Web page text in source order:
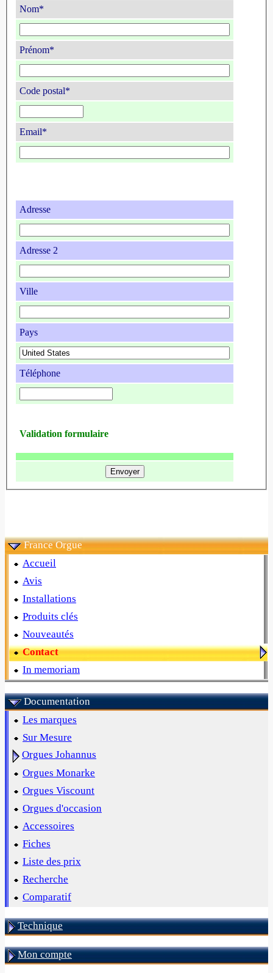
Nom*
Prénom*
Code postal*
Email*
Adresse
Adresse 2
Ville
Pays
Téléphone
Validation formulaire
France Orgue
Accueil
Avis
Installations
Produits clés
Nouveautés
Contact
In memoriam
Documentation
Les marques
Sur Mesure
Orgues Johannus
Orgues Monarke
Orgues Viscount
Orgues d'occasion
Accessoires
Fiches
Liste des prix
Recherche
Comparatif
Technique
Mon compte